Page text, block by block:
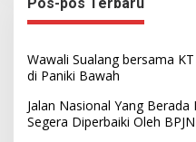
Wawali Sualang bersama
di Paniki Bawah
Jalan Nasional Yang
Segera Diperbaiki Oleh BPJN